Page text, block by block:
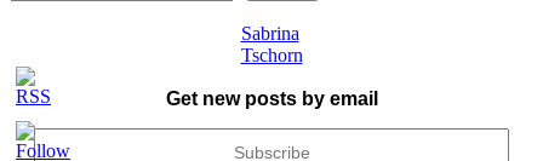
Sabrina
Tschorn
Get new posts by email